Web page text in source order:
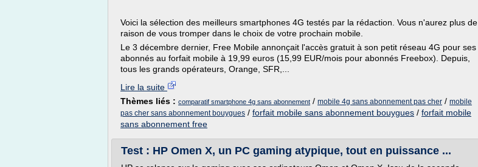
Voici la sélection des meilleurs smartphones 4G testés par la rédaction. Vous n'aurez plus de
raison de vous tromper dans le choix de votre prochain mobile.
Le 3 décembre dernier, Free Mobile annonçait l'accès gratuit à son petit réseau 4G pour ses
abonnés au forfait mobile à 19,99 euros (15,99 EUR/mois pour abonnés Freebox). Depuis,
tous les grands opérateurs, Orange, SFR,...
Lire la suite
Thèmes liés : comparatif smartphone 4g sans abonnement / mobile 4g sans abonnement pas cher / mobile
pas cher sans abonnement bouygues / forfait mobile sans abonnement bouygues / forfait mobile
sans abonnement free
Test : HP Omen X, un PC gaming atypique, tout en puissance ...